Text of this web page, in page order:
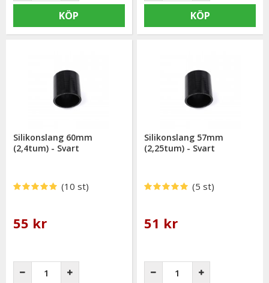
KÖP KÖP
Silikonslang 60mm
(2,4tum) - Svart
(10 st)
55 kr
Silikonslang 57mm
(2,25tum) - Svart
(5 st)
51 kr